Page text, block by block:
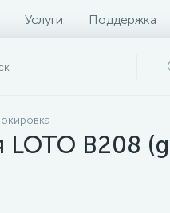
Услуги Поддержка
LOTO В208